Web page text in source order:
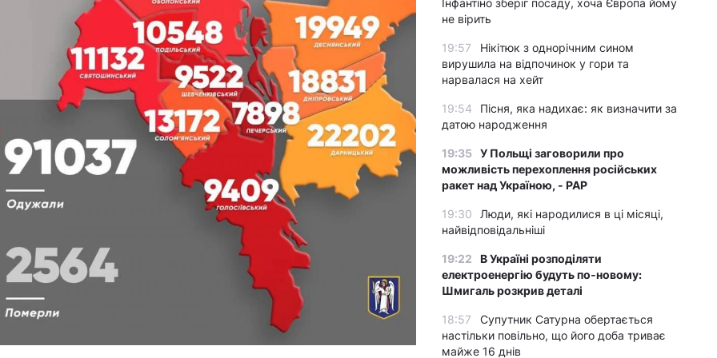
Інфантіно зберіг посаду, хоча Європа йому
не вірить
19:57
Нікітюк з однорічним сином
вирушила на відпочинок у гори та
нарвалася на хейт
19:54
Пісня, яка надихає: як визначити за
датою народження
19:35 У Польщі заговорили про
можливість перехоплення російських
ракет над Україною, - PAP
19:30
Люди, які народилися в ці місяці,
найвідповідальніші
19:22
В Україні розподіляти
електроенергію будуть по-новому:
Шмигаль розкрив деталі
18:57
Супутник Сатурна обертається
настільки повільно, що його доба триває
майже 16 днів